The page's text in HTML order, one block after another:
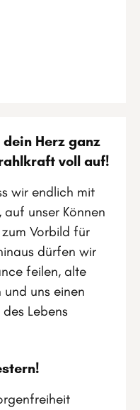
Herz ganz
voll auf!
wir endlich mit
unser Können
Vorbild für
dürfen wir
feilen, alte
uns einen
Lebens